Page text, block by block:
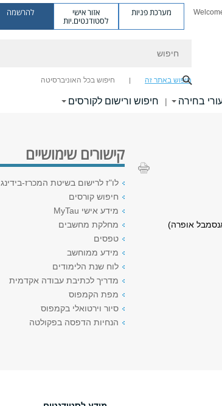
מערכת פניות אזור אישי
לסטודנטים.יות
להרשמה
חיפוש באתר זה חיפוש בכל האוניברסיטה
בחירה | חיפוש ורישום לקורסים
קישורים שימושיים
לו"ז לרישום בשיטת המכרז-בידינג
חיפוש קורסים
מידע אישי MyTau
מחלקת מחשבים
טפסים
מידע ממוחשב
לוח שנת הלימודים
מדריך לכתיבת עבודה אקדמית
מפת הקמפוס
סיור וירטואלי בקמפוס
הנחיות הדפסה בפקולטה